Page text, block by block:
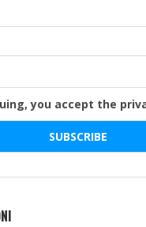
you accept the